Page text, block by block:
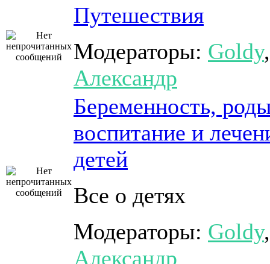
Путешествия
Модераторы: Goldy,
Александр
Беременность,
воспитание и
детей
Все о детях
Модераторы: Goldy,
Александр